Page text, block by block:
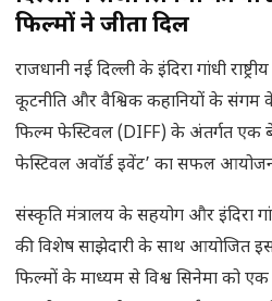
फिल्मों ने जीता दिल
राजधानी नई दिल्ली के इंदिरा गांधी
कूटनीति और वैश्विक कहानियों के संगम
फिल्म फेस्टिवल (DIFF) के अंतर्गत एक
फेस्टिवल अवॉर्ड इवेंट’ का सफल
संस्कृति मंत्रालय के सहयोग और इंदिरा
की विशेष साझेदारी के साथ आयोजित
फिल्मों के माध्यम से विश्व सिनेमा को एक